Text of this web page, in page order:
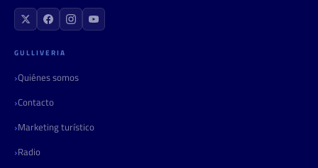
GULLIVERIA
Quiénes somos
Contacto
Marketing turístico
Radio